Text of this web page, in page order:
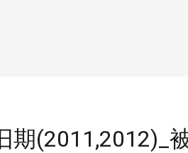
期(2011,2012)_